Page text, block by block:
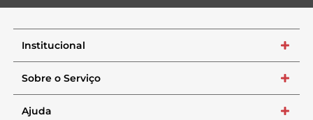
Institucional +
Sobre o Serviço +
Ajuda +